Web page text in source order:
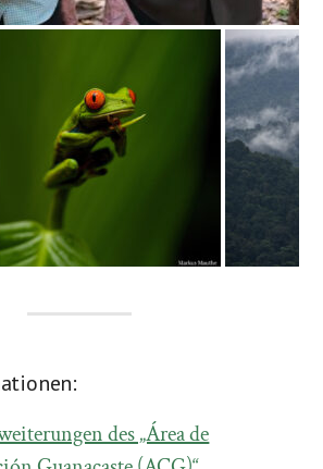
des „Área de